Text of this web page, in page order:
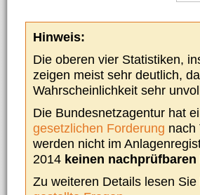
Hinweis:
Die oberen vier Statistiken,
zeigen meist sehr deutlich,
Wahrscheinlichkeit sehr
Die Bundesnetzagentur hat
gesetzlichen Forderung nach
werden nicht im
2014 keinen nachprüfbaren
Zu weiteren Details lesen